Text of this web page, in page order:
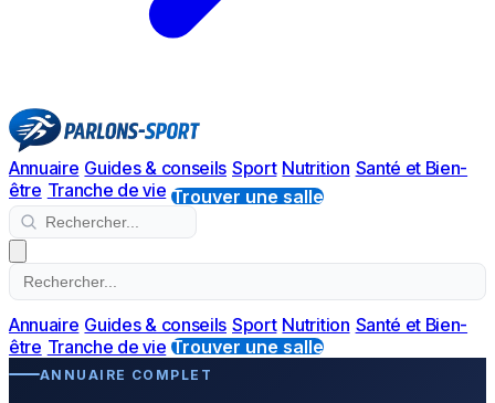
Annuaire Guides & conseils Sport Nutrition Santé et Bien-
être Tranche de vie Trouver une salle
Annuaire Guides & conseils Sport Nutrition Santé et Bien-
être Tranche de vie Trouver une salle
ANNUAIRE COMPLET